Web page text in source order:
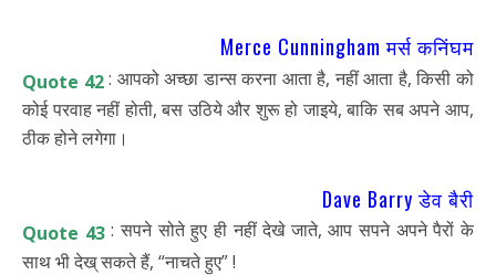
Merce Cunningham मर्स कनिंघम
Quote 42: आपको अच्छा डान्स करना आता है, नहीं आता है, किसी को
कोई परवाह नहीं होती, बस उठिये और शुरू हो जाइये, बाकि सब अपने आप,
ठीक होने लगेगा।
Dave Barry डेव बैरी
Quote 43: सपने सोते हुए ही नहीं देखे जाते, आप सपने अपने पैरों के
साथ भी देख् सकते हैं, “नाचते हुए” !